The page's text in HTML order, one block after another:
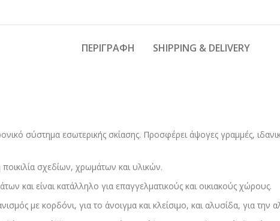
ΠΕΡΙΓΡΑΦΉ SHIPPING & DELIVERY
σύστημα εσωτερικής σκίασης. Προσφέρει άψογες γραμμές,
σχεδίων, χρωμάτων και υλικών.
και είναι κατάλληλο για επαγγελματικούς και οικιακούς χώρους.
με κορδόνι, για το άνοιγμα και κλείσιμο, και αλυσίδα, για